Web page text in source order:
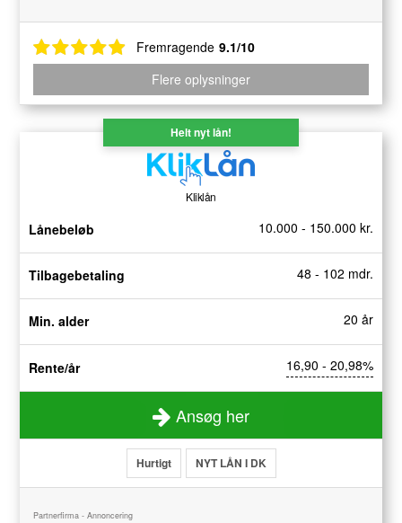
Helt nyt lån!
Kliklån
10.000 - 150.000 kr.
Lånebeløb
48 - 102 mdr.
Tilbagebetaling
20 år
Min. alder
16,90 - 20,98%
Rente/år
Ansøg her
Hurtigt NYT LÅN I DK
Partnerfirma - Annoncering
Fremragende 9.1/10
Flere oplysninger